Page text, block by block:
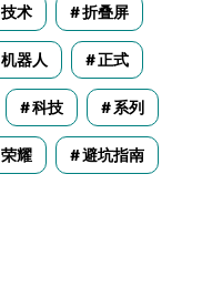
技术 折叠屏
机器人 正式
科技 系列
荣耀 避坑指南